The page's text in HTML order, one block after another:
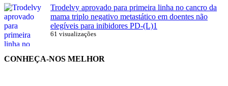
Trodelvy aprovado para primeira linha no cancro da
mama triplo negativo metastático em doentes não
elegíveis para inibidores PD-(L)1
61 visualizações
CONHEÇA-NOS MELHOR